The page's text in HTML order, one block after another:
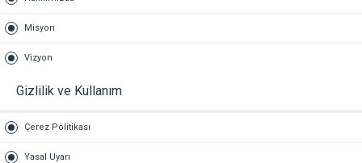
Misyon
Vizyon
Gizlilik ve Kullanım
Çerez Politikası
Yasal Uyarı